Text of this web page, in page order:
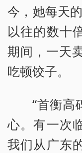
今，她每天
以往的数十
期间，一天
吃顿饺子。
“首衡高
心。有一次
我们从广东